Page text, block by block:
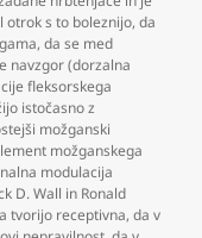
otrok s to boleznijo,da
,da se med
navzgor (dorzalna
fleksorskega
istočasno z
možganski
možganskega
modulacija
D. Wall in Ronald
tvorijo receptivna,da v